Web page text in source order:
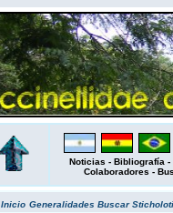
Noticias - Bibliografía -
Colaboradores -
Inicio Generalidades Buscar